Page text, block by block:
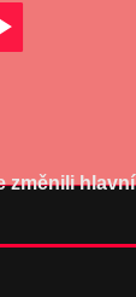
změnili hlavní